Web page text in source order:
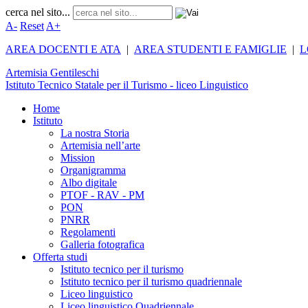
cerca nel sito...
A- Reset A+
AREA DOCENTI E ATA
| AREA STUDENTI E FAMIGLIE |
Artemisia Gentileschi
Istituto Tecnico Statale per il Turismo - liceo Linguistico
Home
Istituto
La nostra Storia
Artemisia nell’arte
Mission
Organigramma
Albo digitale
PTOF - RAV - PM
PON
PNRR
Regolamenti
Galleria fotografica
Offerta studi
Istituto tecnico per il turismo
Istituto tecnico per il turismo quadriennale
Liceo linguistico